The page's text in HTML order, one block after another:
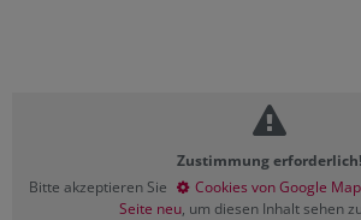
Zustimmung erforderlich!
Bitte akzeptieren Sie
Cookies von Google
Seite neu, um diesen Inhalt sehen